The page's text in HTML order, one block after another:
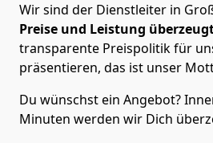
Wir sind der Dienstleiter in
Preise und Leistung
transparente Preispolitik für
präsentieren, das ist unser
Du wünschst ein Angebot?
Minuten werden wir Dich